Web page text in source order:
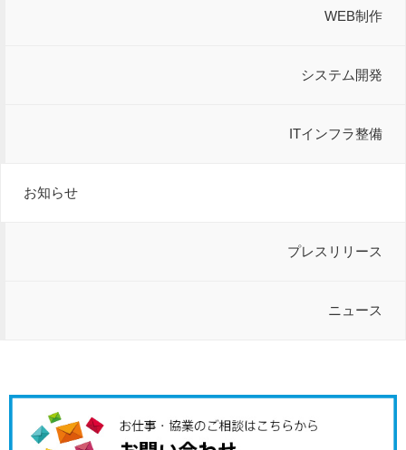
WEB制作
システム開発
ITインフラ整備
お知らせ
プレスリリース
ニュース